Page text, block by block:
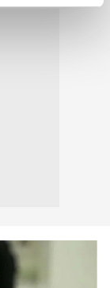
tek gelir
daha işlevsel
amaçlarıyla